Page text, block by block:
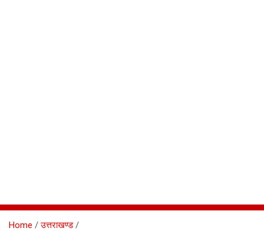
Home
उत्तराखण्ड